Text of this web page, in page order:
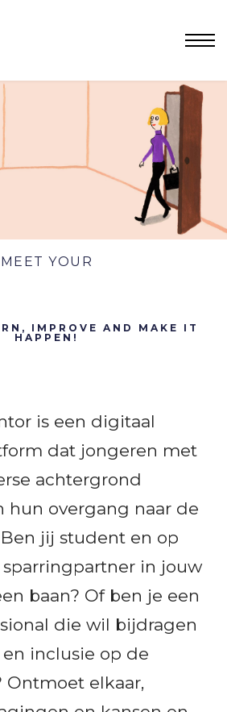
MEET YOUR
IMPROVE AND MAKE IT
HAPPEN!
is een digitaal
dat jongeren met
achtergrond
hun overgang naar de
jij student en op
sparringpartner in jouw
baan? Of ben je een
die wil bijdragen
inclusie op de
Ontmoet elkaar,